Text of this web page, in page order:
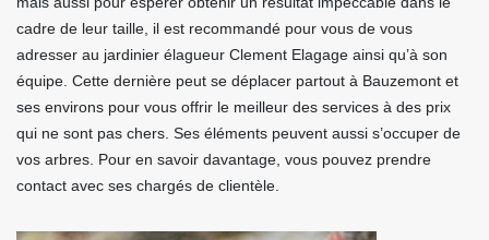
cadre de leur taille, il est recommandé pour vous de vous
adresser au jardinier élagueur Clement Elagage ainsi qu’à son
équipe. Cette dernière peut se déplacer partout à Bauzemont et
ses environs pour vous offrir le meilleur des services à des prix
qui ne sont pas chers. Ses éléments peuvent aussi s’occuper de
vos arbres. Pour en savoir davantage, vous pouvez prendre
contact avec ses chargés de clientèle.